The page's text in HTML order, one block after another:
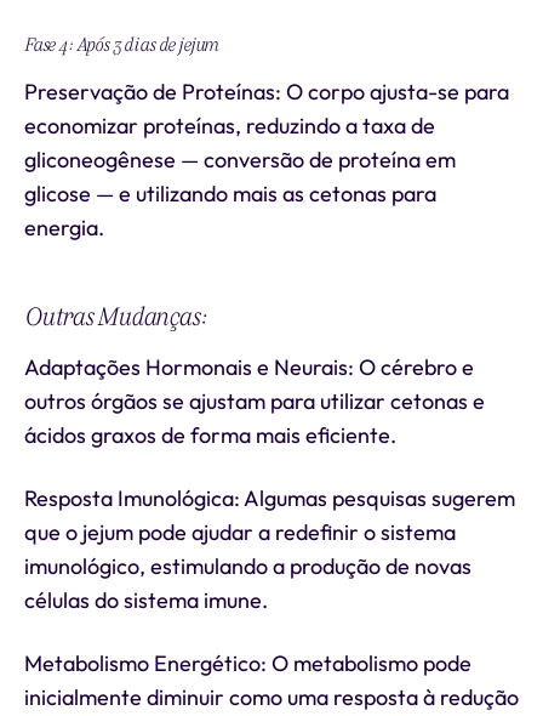
Fase 4: Após 3 dias de jejum
Preservação de Proteínas: O corpo ajusta-se para
economizar proteínas, reduzindo a taxa de
gliconeogênese — conversão de proteína em
glicose — e utilizando mais as cetonas para
energia.
Outras Mudanças:
Adaptações Hormonais e Neurais: O cérebro e
outros órgãos se ajustam para utilizar cetonas e
ácidos graxos de forma mais eficiente.
Resposta Imunológica: Algumas pesquisas sugerem
que o jejum pode ajudar a redefinir o sistema
imunológico, estimulando a produção de novas
células do sistema imune.
Metabolismo Energético: O metabolismo pode
inicialmente diminuir como uma resposta à redução